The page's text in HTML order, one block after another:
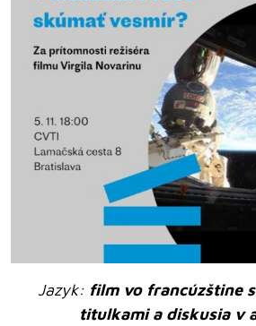
Jazyk: film vo francúzštine
titulkami a diskusia v